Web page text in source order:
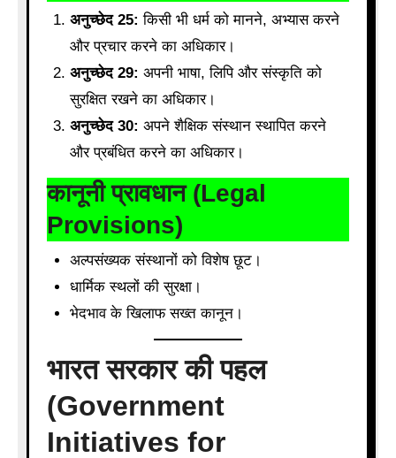
अनुच्छेद 25: किसी भी धर्म को मानने, अभ्यास करने
और प्रचार करने का अधिकार।
अनुच्छेद 29: अपनी भाषा, लिपि और संस्कृति को
सुरक्षित रखने का अधिकार।
अनुच्छेद 30: अपने शैक्षिक संस्थान स्थापित करने
और प्रबंधित करने का अधिकार।
कानूनी प्रावधान (Legal
Provisions)
अल्पसंख्यक संस्थानों को विशेष छूट।
धार्मिक स्थलों की सुरक्षा।
भेदभाव के खिलाफ सख्त कानून।
भारत सरकार की पहल
(Government
Initiatives for